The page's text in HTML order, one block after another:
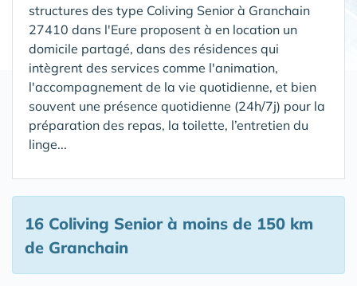
structures des type Coliving Senior à Granchain
27410 dans l'Eure proposent à en location un
domicile partagé, dans des résidences qui
intègrent des services comme l'animation,
l'accompagnement de la vie quotidienne, et bien
souvent une présence quotidienne (24h/7j) pour la
préparation des repas, la toilette, l’entretien du
linge...
16 Coliving Seniorà moins de 150 km
de Granchain